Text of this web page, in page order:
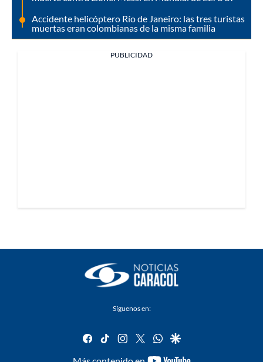
Accidente helicóptero Río de Janeiro: las tres turistas
muertas eran colombianas de la misma familia
PUBLICIDAD
Síguenos en:
facebook
tiktok instagram
twitterwhatsapp
google
youtube-